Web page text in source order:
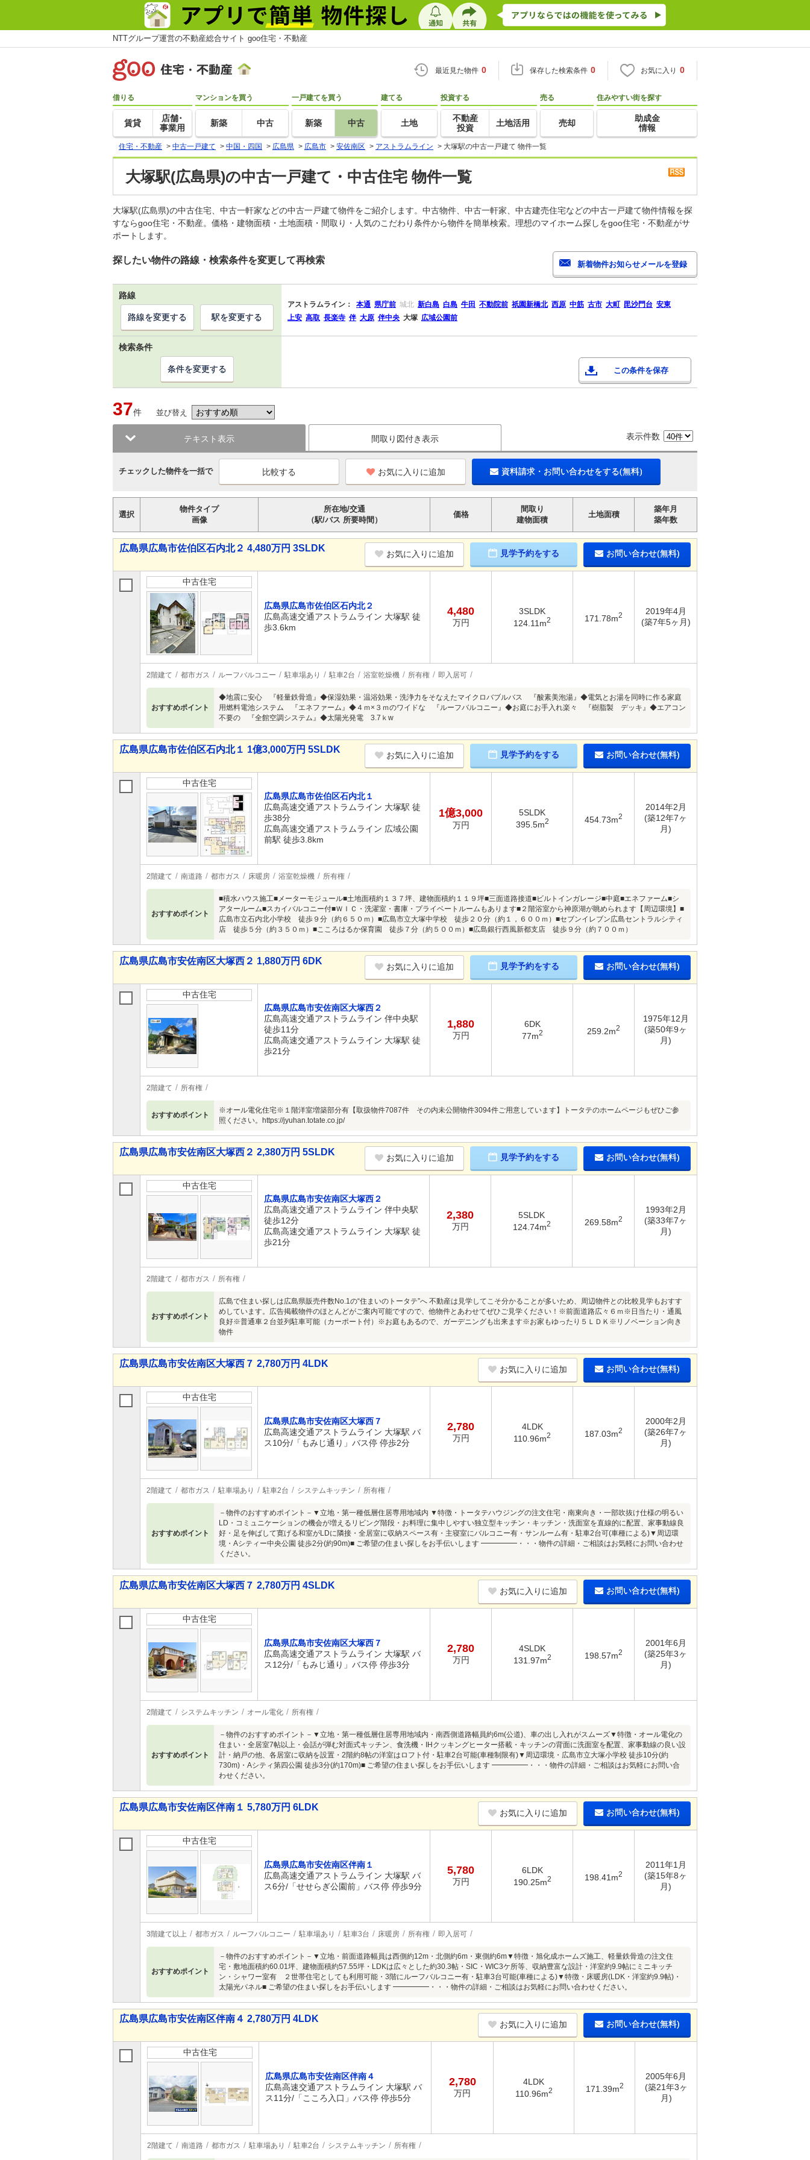
NTTグループ運営の不動産総合サイト goo住宅・不動産
最近見た物件 0 保存した検索条件 0 お気に入り 0
借りる
賃貸
店舗･
事業用
マンションを買う
新築 中古
一戸建てを買う
新築 中古
建てる
土地
投資する
不動産
投資
土地活用
売る
売却
住みやすい街を探す
助成金
情報
住宅・不動産 > 中古一戸建て > 中国・四国 > 広島県 > 広島市 > 安佐南区 > アストラムライン > 大塚駅の中古一戸建て 物件一覧
大塚駅(広島県)の中古一戸建て・中古住宅 物件一覧
大塚駅(広島県)の中古住宅、中古一軒家などの中古一戸建て物件をご紹介します。中古物件、中古一軒家、中古建売住宅などの中古一戸建て物件情報を探
すならgoo住宅・不動産。価格・建物面積・土地面積・間取り・人気のこだわり条件から物件を簡単検索。理想のマイホーム探しをgoo住宅・不動産がサ
ポートします。
探したい物件の路線・検索条件を変更して再検索
路線
アストラムライン： 本通 県庁前 城北 新白島 白島 牛田 不動院前 祇園新橋北 西原 中筋 古市 大町 毘沙門台 安東
上安 高取 長楽寺 伴 大原 伴中央 大塚 広域公園前
路線を変更する 駅を変更する
検索条件
この条件を保存
条件を変更する
37件 並び替え
テキスト表示 間取り図付き表示 表示件数
チェックした物件を一括で お気に入りに追加 資料請求・お問い合わせをする(無料)
選択
物件タイプ
画像
所在地/交通
（駅/バス 所要時間）
価格
間取り
建物面積
土地面積
築年月
築年数
広島県広島市佐伯区石内北２ 4,480万円 3SLDK
お気に入りに追加 見学予約をする お問い合わせ(無料)
中古住宅
広島県広島市佐伯区石内北２
広島高速交通アストラムライン 大塚駅 徒
歩3.6km
4,480
万円
3SLDK
124.11m2 171.78m2
2019年4月
(築7年5ヶ月)
2階建て 都市ガス ルーフバルコニー 駐車場あり 駐車2台 浴室乾燥機 所有権 即入居可
おすすめポイント
◆地震に安心 『軽量鉄骨造』◆保湿効果・温浴効果・洗浄力をそなえたマイクロバブルバス 『酸素美泡湯』◆電気とお湯を同時に作る家庭
用燃料電池システム 『エネファーム』◆４ｍ×３ｍのワイドな 『ルーフバルコニー』◆お庭にお手入れ楽々 『樹脂製 デッキ』◆エアコン
不要の 『全館空調システム』◆太陽光発電 3.7ｋw
広島県広島市佐伯区石内北１ 1億3,000万円 5SLDK
お気に入りに追加 見学予約をする お問い合わせ(無料)
中古住宅
広島県広島市佐伯区石内北１
広島高速交通アストラムライン 大塚駅 徒
歩38分
広島高速交通アストラムライン 広域公園
前駅 徒歩3.8km
1億3,000
万円
5SLDK
395.5m2 454.73m2
2014年2月
(築12年7ヶ
月)
2階建て 南道路 都市ガス 床暖房 浴室乾燥機 所有権
おすすめポイント
■積水ハウス施工■メーターモジュール■土地面積約１３７坪、建物面積約１１９坪■三面道路接道■ビルトインガレージ■中庭■エネファーム■シ
アタールーム■スカイバルコニー付■ＷＩＣ・洗濯室・書庫・プライベートルームもあります■２階浴室から神原湖が眺められます【周辺環境】■
広島市立石内北小学校 徒歩９分（約６５０ｍ）■広島市立大塚中学校 徒歩２０分（約１，６００ｍ）■セブンイレブン広島セントラルシティ
店 徒歩５分（約３５０ｍ）■こころはるか保育園 徒歩７分（約５００ｍ）■広島銀行西風新都支店 徒歩９分（約７００ｍ）
広島県広島市安佐南区大塚西２ 1,880万円 6DK
お気に入りに追加 見学予約をする お問い合わせ(無料)
中古住宅
広島県広島市安佐南区大塚西２
広島高速交通アストラムライン 伴中央駅
徒歩11分
広島高速交通アストラムライン 大塚駅 徒
歩21分
1,880
万円
6DK
77m2 259.2m2
1975年12月
(築50年9ヶ
月)
2階建て 所有権
おすすめポイント
※オール電化住宅※１階洋室増築部分有【取扱物件7087件 その内未公開物件3094件ご用意しています】トータテのホームページもぜひご参
照ください。https://jyuhan.totate.co.jp/
広島県広島市安佐南区大塚西２ 2,380万円 5SLDK
お気に入りに追加 見学予約をする お問い合わせ(無料)
中古住宅
広島県広島市安佐南区大塚西２
広島高速交通アストラムライン 伴中央駅
徒歩12分
広島高速交通アストラムライン 大塚駅 徒
歩21分
2,380
万円
5SLDK
124.74m2 269.58m2
1993年2月
(築33年7ヶ
月)
2階建て 都市ガス 所有権
おすすめポイント
広島で住まい探しは広島県販売件数No.1の“住まいのトータテ”へ 不動産は見学してこそ分かることが多いため、周辺物件との比較見学もおすす
めしています。広告掲載物件のほとんどがご案内可能ですので、他物件とあわせてぜひご見学ください！※前面道路広々６ｍ※日当たり・通風
良好※普通車２台並列駐車可能（カーポート付）※お庭もあるので、ガーデニングも出来ます※お家もゆったり５ＬＤＫ※リノベーション向き
物件
広島県広島市安佐南区大塚西７ 2,780万円 4LDK
お気に入りに追加 お問い合わせ(無料)
中古住宅
広島県広島市安佐南区大塚西７
広島高速交通アストラムライン 大塚駅 バ
ス10分/「もみじ通り」バス停 停歩2分
2,780
万円
4LDK
110.96m2 187.03m2
2000年2月
(築26年7ヶ
月)
2階建て 都市ガス 駐車場あり 駐車2台 システムキッチン 所有権
おすすめポイント
－物件のおすすめポイント－▼立地・第一種低層住居専用地域内 ▼特徴・トータテハウジングの注文住宅・南東向き・一部吹抜け仕様の明るい
LD・コミュニケーションの機会が増えるリビング階段・お料理に集中しやすい独立型キッチン・キッチン・洗面室を直線的に配置、家事動線良
好・足を伸ばして寛げる和室がLDに隣接・全居室に収納スペース有・主寝室にバルコニー有・サンルーム有・駐車2台可(車種による)▼周辺環
境・Aシティー中央公園 徒歩2分(約90m)■ ご希望の住まい探しをお手伝いします ━━━━━・・・物件の詳細・ご相談はお気軽にお問い合わせ
ください。
広島県広島市安佐南区大塚西７ 2,780万円 4SLDK
お気に入りに追加 お問い合わせ(無料)
中古住宅
広島県広島市安佐南区大塚西７
広島高速交通アストラムライン 大塚駅 バ
ス12分/「もみじ通り」バス停 停歩3分
2,780
万円
4SLDK
131.97m2 198.57m2
2001年6月
(築25年3ヶ
月)
2階建て システムキッチン オール電化 所有権
おすすめポイント
－物件のおすすめポイント－▼立地・第一種低層住居専用地域内・南西側道路幅員約6m(公道)、車の出し入れがスムーズ▼特徴・オール電化の
住まい・全居室7帖以上・会話が弾む対面式キッチン、食洗機・IHクッキングヒーター搭載・キッチンの背面に洗面室を配置、家事動線の良い設
計・納戸の他、各居室に収納を設置・2階約8帖の洋室はロフト付・駐車2台可能(車種制限有)▼周辺環境・広島市立大塚小学校 徒歩10分(約
730m)・Aシティ第四公園 徒歩3分(約170m)■ ご希望の住まい探しをお手伝いします ━━━━━・・・物件の詳細・ご相談はお気軽にお問い合
わせください。
広島県広島市安佐南区伴南１ 5,780万円 6LDK
お気に入りに追加 お問い合わせ(無料)
中古住宅
広島県広島市安佐南区伴南１
広島高速交通アストラムライン 大塚駅 バ
ス6分/「せせらぎ公園前」バス停 停歩9分
5,780
万円
6LDK
190.25m2 198.41m2
2011年1月
(築15年8ヶ
月)
3階建て以上 都市ガス ルーフバルコニー 駐車場あり 駐車3台 床暖房 所有権 即入居可
おすすめポイント
－物件のおすすめポイント－▼立地・前面道路幅員は西側約12m・北側約6m・東側約6m▼特徴・旭化成ホームズ施工、軽量鉄骨造の注文住
宅・敷地面積約60.01坪、建物面積約57.55坪・LDKは広々とした約30.3帖・SIC・WIC3ケ所等、収納豊富な設計・洋室約9.9帖にミニキッチ
ン・シャワー室有 ２世帯住宅としても利用可能・3階にルーフバルコニー有・駐車3台可能(車種による)▼特徴・床暖房(LDK・洋室約9.9帖)・
太陽光パネル■ ご希望の住まい探しをお手伝いします ━━━━━・・・物件の詳細・ご相談はお気軽にお問い合わせください。
広島県広島市安佐南区伴南４ 2,780万円 4LDK
お気に入りに追加 お問い合わせ(無料)
中古住宅
広島県広島市安佐南区伴南４
広島高速交通アストラムライン 大塚駅 バ
ス11分/「こころ入口」バス停 停歩5分
2,780
万円
4LDK
110.96m2 171.39m2
2005年6月
(築21年3ヶ
月)
2階建て 南道路 都市ガス 駐車場あり 駐車2台 システムキッチン 所有権